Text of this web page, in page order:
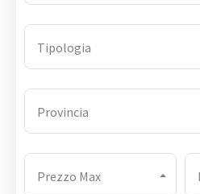
Tipologia
Provincia
Prezzo Max